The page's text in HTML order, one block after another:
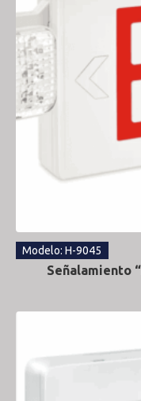
Modelo: H-9045
Señalamiento